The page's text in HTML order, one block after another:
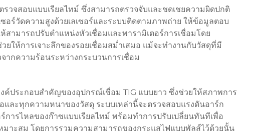
วจสอบแบบเรียลไทม์ ซึ่งสามารถตรวจจับและชดเชยความผิดปกติ
อร์วัดความสูงด้วยเลเซอร์และระบบติดตามภาพถ่าย ให้ข้อมูลตอบ
สามารถปรับตำแหน่งหัวเชื่อมและพารามิเตอร์การเชื่อมโดย
ให้การเจาะลึกของรอยเชื่อมสม่ำเสมอ แม้จะทำงานกับวัสดุที่มี
ากความร้อนระหว่างกระบวนการเชื่อม
ค์ประกอบสำคัญของอุปกรณ์เชื่อม TIG แบบยาว ซึ่งช่วยให้สภาพการ
และทุกความหนาของวัสดุ ระบบเหล่านี้จะตรวจสอบแรงดันอาร์ก
การไหลของก๊าซแบบเรียลไทม์ พร้อมทำการปรับเปลี่ยนทันทีเพื่อ
มาะสม โดยการรวมความสามารถของกระแสไฟแบบพัลส์ไว้ด้วยนั้น